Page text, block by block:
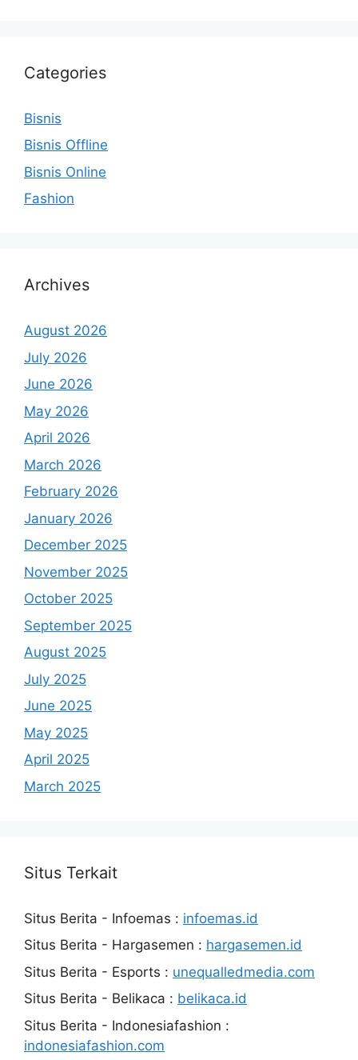
Categories
Bisnis
Bisnis Offline
Bisnis Online
Fashion
Archives
August 2026
July 2026
June 2026
May 2026
April 2026
March 2026
February 2026
January 2026
December 2025
November 2025
October 2025
September 2025
August 2025
July 2025
June 2025
May 2025
April 2025
March 2025
Situs Terkait
Situs Berita - Infoemas : infoemas.id
Situs Berita - Hargasemen : hargasemen.id
Situs Berita - Esports : unequalledmedia.com
Situs Berita - Belikaca : belikaca.id
Situs Berita - Indonesiafashion :
indonesiafashion.com